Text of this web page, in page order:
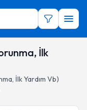
İlk
İlk Yardım Vb)